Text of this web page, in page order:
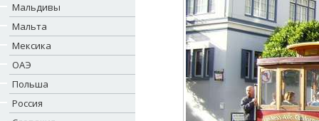
Мальдивы
Мальта
Мексика
ОАЭ
Польша
Россия